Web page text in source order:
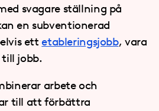
svagare ställning på
en subventionerad
ett etableringsjobb, vara
till jobb.
arbete och
till att förbättra